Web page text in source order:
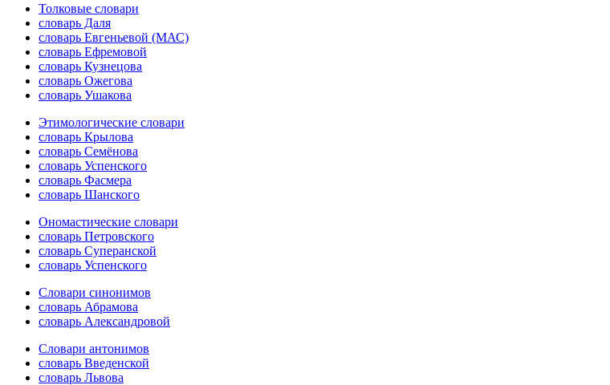
Толковые словари
словарь Даля
словарь Евгеньевой (МАС)
словарь Ефремовой
словарь Кузнецова
словарь Ожегова
словарь Ушакова
Этимологические словари
словарь Крылова
словарь Семёнова
словарь Успенского
словарь Фасмера
словарь Шанского
Ономастические словари
словарь Петровского
словарь Суперанской
словарь Успенского
Словари синонимов
словарь Абрамова
словарь Александровой
Словари антонимов
словарь Введенской
словарь Львова